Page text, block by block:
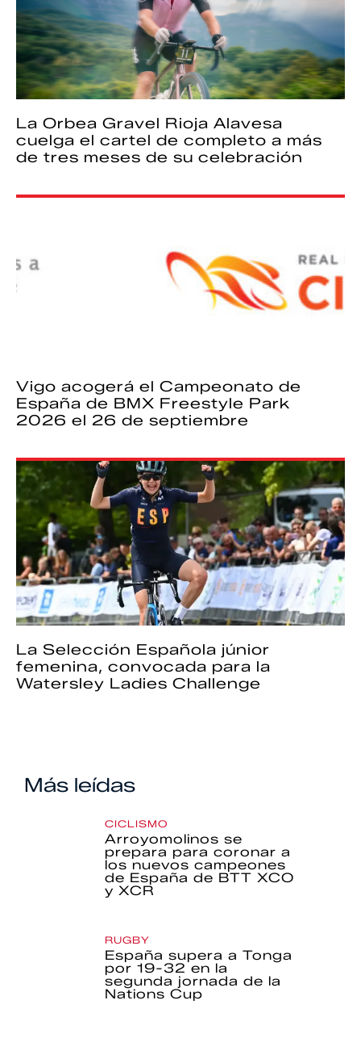
La Orbea Gravel Rioja Alavesa
cuelga el cartel de completo a más
de tres meses de su celebración
Vigo acogerá el Campeonato de
España de BMX Freestyle Park
2026 el 26 de septiembre
La Selección Española júnior
femenina, convocada para la
Watersley Ladies Challenge
Más leídas
CICLISMO
Arroyomolinos se
prepara para coronar a
los nuevos campeones
de España de BTT XCO
y XCR
RUGBY
España supera a Tonga
por 19-32 en la
segunda jornada de la
Nations Cup